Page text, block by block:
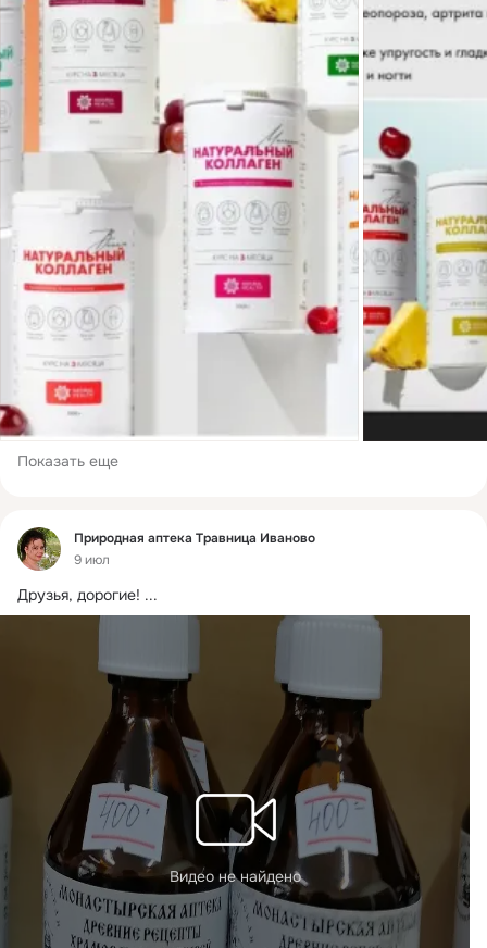
Показать еще
Фид
Природная аптека Травница Иваново
9 июл
Друзья, дорогие! ...
Видео не найдено